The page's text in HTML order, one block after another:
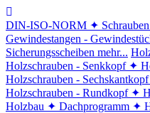
DIN-ISO-NORM ✦ Schrauben
Gewindestangen -
Sicherungsscheiben mehr...
Holzschrauben - Senkkopf ✦
Holzschrauben - Sechskantkopf
Holzschrauben - Rundkopf ✦
Holzbau ✦ Dachprogramm ✦